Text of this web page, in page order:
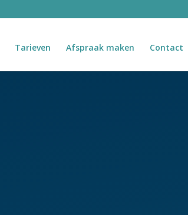
Tarieven Afspraak maken Contact